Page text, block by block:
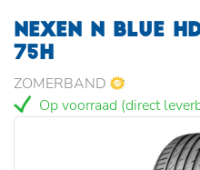
NEXEN N BLUE
75H
ZOMERBAND
Op voorraad (direct